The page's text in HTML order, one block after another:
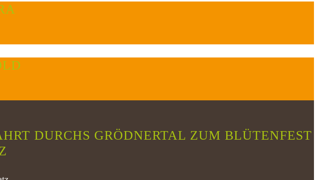
DURCHS GRÖDNERTAL ZUM BLÜTENFEST